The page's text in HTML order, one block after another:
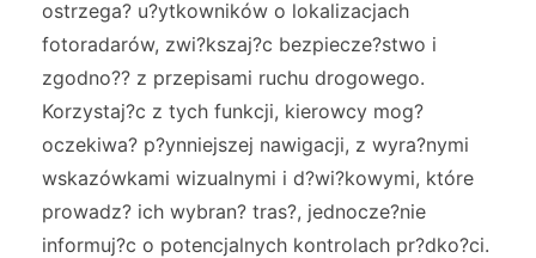
ostrzega? u?ytkowników o lokalizacjach
fotoradarów, zwi?kszaj?c bezpiecze?stwo i
zgodno?? z przepisami ruchu drogowego.
Korzystaj?c z tych funkcji, kierowcy mog?
oczekiwa? p?ynniejszej nawigacji, z wyra?nymi
wskazówkami wizualnymi i d?wi?kowymi, które
prowadz? ich wybran? tras?, jednocze?nie
informuj?c o potencjalnych kontrolach pr?dko?ci.